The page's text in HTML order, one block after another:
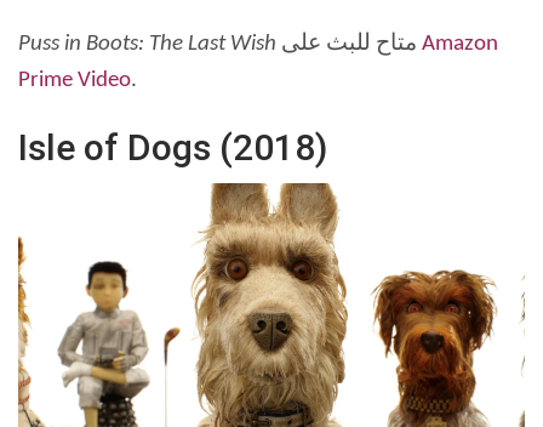
Puss in Boots: The Last Wish
Amazon
Prime Video.
Isle of Dogs (2018)